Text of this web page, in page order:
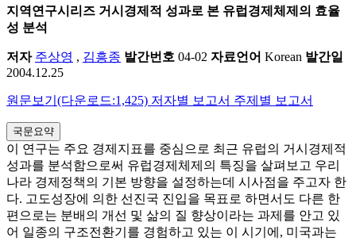
지역연구시리즈 거시경제적 성과로 본 유럽경제체제의 효율
성 분석
저자 주상영 , 김흥종 발간번호 04-02 자료언어 Korean 발간일
2004.12.25
원문보기(다운로드:1,425) 저자별 보고서 주제별 보고서
국문요약
이 연구는 주요 경제지표를 중심으로 최근 유럽의 거시경제적
성과를 분석함으로써 유럽경제체제의 특징을 살펴보고 우리
나라 경제정책의 기본 방향을 설정하는데 시사점을 주고자 한
다. 고도성장에 의한 선진국 진입을 목표로 하면서도 다른 한
편으로는 분배의 개선 및 삶의 질 향상이라는 과제를 안고 있
어 일종의 구조전환기를 경험하고 있는 이 시기에, 미국과는